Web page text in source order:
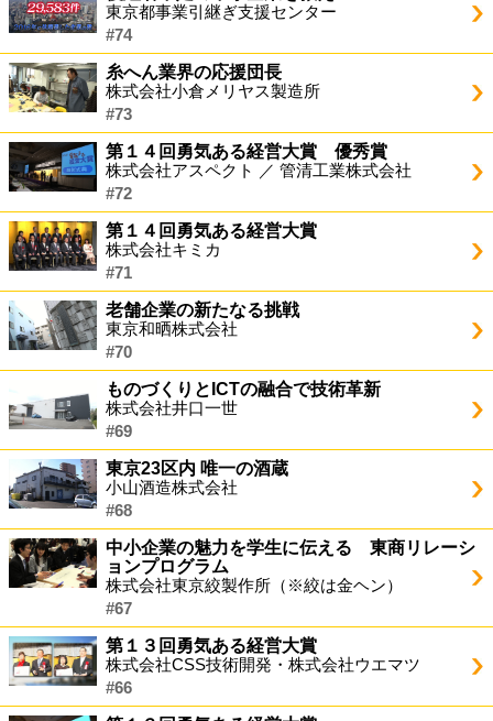
東京都事業引継ぎ支援センター
#74
糸へん業界の応援団長
株式会社小倉メリヤス製造所
#73
第１４回勇気ある経営大賞 優秀賞
株式会社アスペクト ／ 管清工業株式会社
#72
第１４回勇気ある経営大賞
株式会社キミカ
#71
老舗企業の新たなる挑戦
東京和晒株式会社
#70
ものづくりとICTの融合で技術革新
株式会社井口一世
#69
東京23区内 唯一の酒蔵
小山酒造株式会社
#68
中小企業の魅力を学生に伝える 東商リレーシ
ョンプログラム
株式会社東京絞製作所（※絞は金ヘン）
#67
第１３回勇気ある経営大賞
株式会社CSS技術開発・株式会社ウエマツ
#66